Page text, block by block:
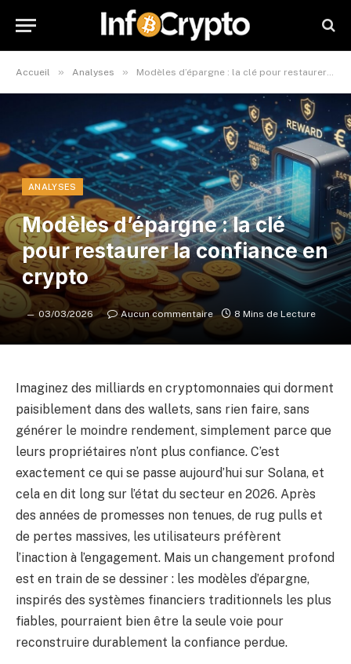
Accueil » Analyses » Modèles d’épargne : la clé pour restaurer la confiance en crypto
ANALYSES
Modèles d’épargne : la clé
pour restaurer la confiance en
crypto
03/03/2026 Aucun commentaire 8 Mins de Lecture
Imaginez des milliards en cryptomonnaies qui dorment
paisiblement dans des wallets, sans rien faire, sans
générer le moindre rendement, simplement parce que
leurs propriétaires n’ont plus confiance. C’est
exactement ce qui se passe aujourd’hui sur Solana, et
cela en dit long sur l’état du secteur en 2026. Après
des années de promesses non tenues, de rug pulls et
de pertes massives, les utilisateurs préfèrent
l’inaction à l’engagement. Mais un changement profond
est en train de se dessiner : les modèles d’épargne,
inspirés des systèmes financiers traditionnels les plus
fiables, pourraient bien être la seule voie pour
reconstruire durablement la confiance perdue.